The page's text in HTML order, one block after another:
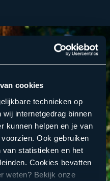
cookies
technieken op
internetgedrag binnen
kunnen helpen en je van
Ook gebruiken
statistieken en het
Cookies bevatten
weten? Bekijk onze